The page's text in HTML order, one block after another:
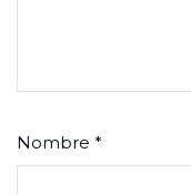
Nombre *